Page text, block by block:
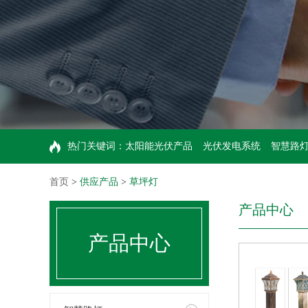
热门关键词： 太阳能光伏产品 光伏发电系统 智慧路
首页 > 供应产品 > 草坪灯
产品中心
产品中心